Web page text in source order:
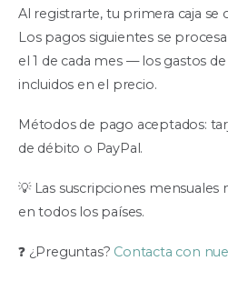
Al registrarte, tu primera caja se
Los pagos siguientes se
el 1 de cada mes — los gastos
incluidos en el precio.
Métodos de pago aceptados:
de débito o PayPal.
💡 Las suscripciones
en todos los países.
❓ ¿Preguntas? Contacta con